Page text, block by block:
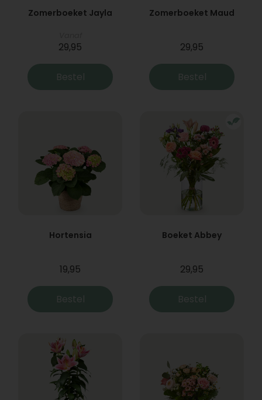
Zomerboeket Jayla
29,95
Bestel
Zomerboeket Maud
29,95
Bestel
Hortensia
19,95
Bestel
Boeket Abbey
29,95
Bestel